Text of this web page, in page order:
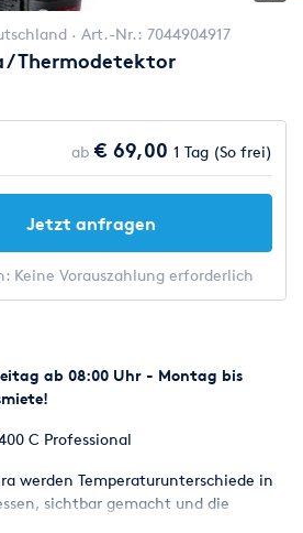
Art.-Nr.: 7044904917
/ Thermodetektor
ab € 69,00 1 Tag (So frei)
Jetzt anfragen
Keine Vorauszahlung erforderlich
ab 08:00 Uhr - Montag bis
C Professional
werden Temperaturunterschiede in
sichtbar gemacht und die